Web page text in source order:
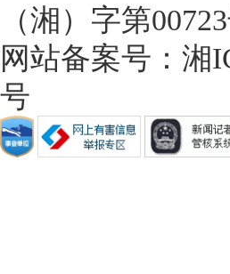
（湘）字第
网站备案号：湘
号